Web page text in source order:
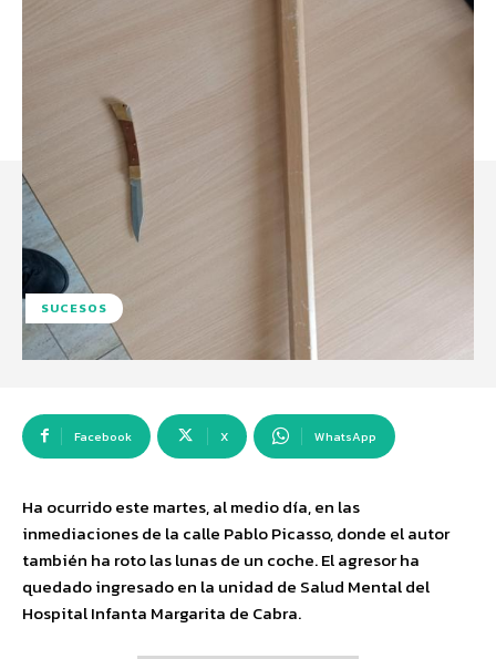
SUCESOS
Facebook X WhatsApp
Ha ocurrido este martes, al medio día, en las
inmediaciones de la calle Pablo Picasso, donde el autor
también ha roto las lunas de un coche. El agresor ha
quedado ingresado en la unidad de Salud Mental del
Hospital Infanta Margarita de Cabra.